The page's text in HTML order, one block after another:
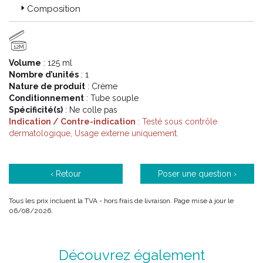
moins profondes au niveau des talons ou des orteils qui
hyperkératoses, des cors...
Ces petites affections inesthétiques peuvent être
douloureuses si elles ne sont pas traitées avec un soin des
pieds ciblé.
La déshydratation de la peau au niveau des pieds touche en
majorité les femmes et les personnes de plus de 60 ans.
Les laboratoires Noreva ont donc créé Epidiane, une gamme
de soins efficace pour les pieds secs et fragilisés afin d'
améliorer l' aspect rugueux et les sensations désagréables.
Code EAN : 3571940000827
Composition
12M
Volume : 125 ml
Nombre d’unités : 1
Nature de produit : Crème
Conditionnement : Tube souple
Spécificité(s) : Ne colle pas
Indication / Contre-indication : Testé sous contrôle
dermatologique, Usage externe uniquement.
‹ Retour Poser une question ›
Tous les prix incluent la TVA - hors frais de livraison. Page mise à jour le
06/08/2026.
Découvrez également